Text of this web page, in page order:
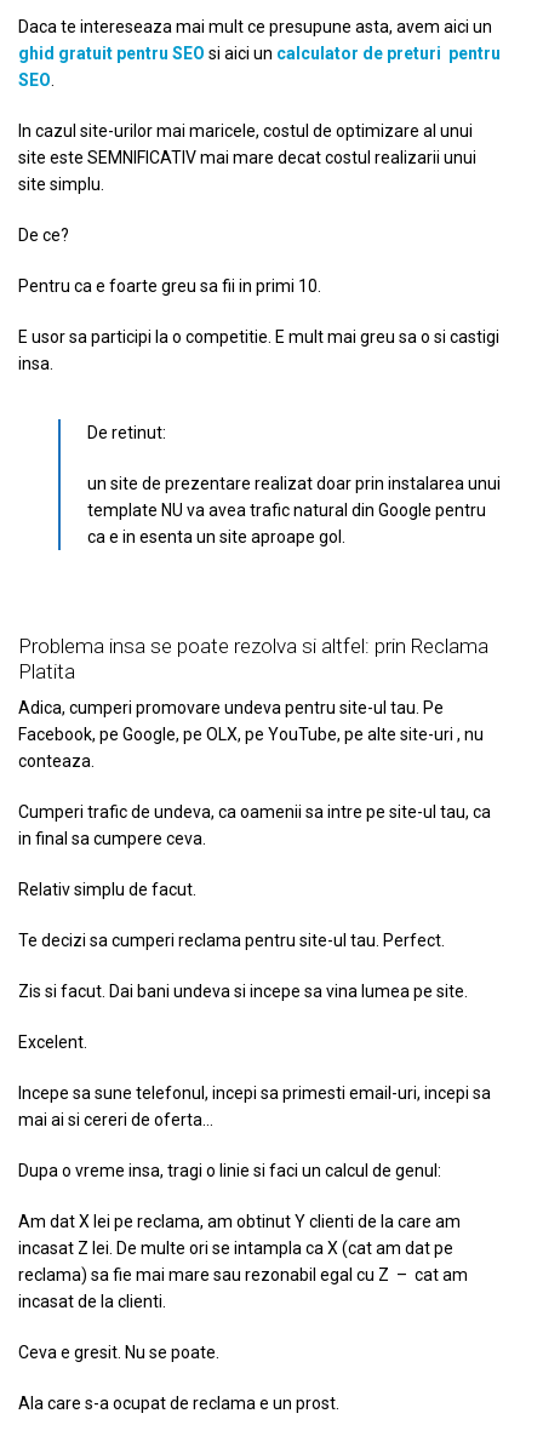
Daca te intereseaza mai mult ce presupune asta, avem aici un
ghid gratuit pentru SEO si aici un calculator de preturi pentru
SEO.
In cazul site-urilor mai maricele, costul de optimizare al unui
site este SEMNIFICATIV mai mare decat costul realizarii unui
site simplu.
De ce?
Pentru ca e foarte greu sa fii in primi 10.
E usor sa participi la o competitie. E mult mai greu sa o si castigi
insa.
De retinut:
un site de prezentare realizat doar prin instalarea unui
template NU va avea trafic natural din Google pentru
ca e in esenta un site aproape gol.
Problema insa se poate rezolva si altfel: prin Reclama
Platita
Adica, cumperi promovare undeva pentru site-ul tau. Pe
Facebook, pe Google, pe OLX, pe YouTube, pe alte site-uri , nu
conteaza.
Cumperi trafic de undeva, ca oamenii sa intre pe site-ul tau, ca
in final sa cumpere ceva.
Relativ simplu de facut.
Te decizi sa cumperi reclama pentru site-ul tau. Perfect.
Zis si facut. Dai bani undeva si incepe sa vina lumea pe site.
Excelent.
Incepe sa sune telefonul, incepi sa primesti email-uri, incepi sa
mai ai si cereri de oferta…
Dupa o vreme insa, tragi o linie si faci un calcul de genul:
Am dat X lei pe reclama, am obtinut Y clienti de la care am
incasat Z lei. De multe ori se intampla ca X (cat am dat pe
reclama) sa fie mai mare sau rezonabil egal cu Z – cat am
incasat de la clienti.
Ceva e gresit. Nu se poate.
Ala care s-a ocupat de reclama e un prost.